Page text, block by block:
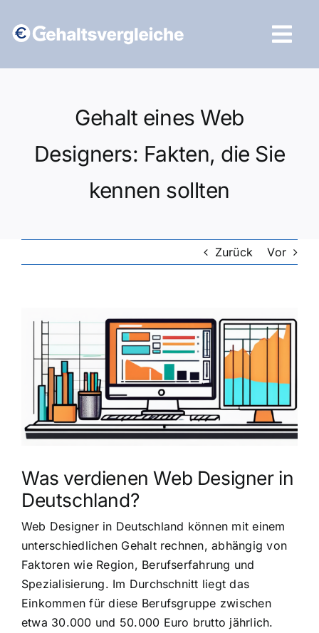
Inhalt
Gehalt eines Web
Designers: Fakten, die Sie
kennen sollten
Zurück Vor
grösseres
Bild
Was verdienen Web Designer in
Deutschland?
Web Designer in Deutschland können mit einem
unterschiedlichen Gehalt rechnen, abhängig von
Faktoren wie Region, Berufserfahrung und
Spezialisierung. Im Durchschnitt liegt das
Einkommen für diese Berufsgruppe zwischen
etwa 30.000 und 50.000 Euro brutto jährlich.